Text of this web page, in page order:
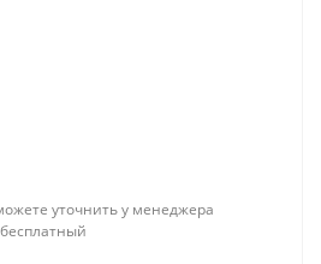
уточнить у менеджера